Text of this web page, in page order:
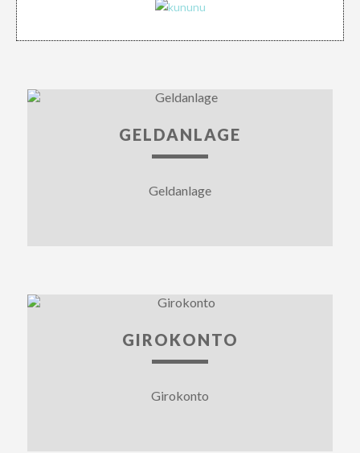
GELDANLAGE
Geldanlage
GIROKONTO
Girokonto